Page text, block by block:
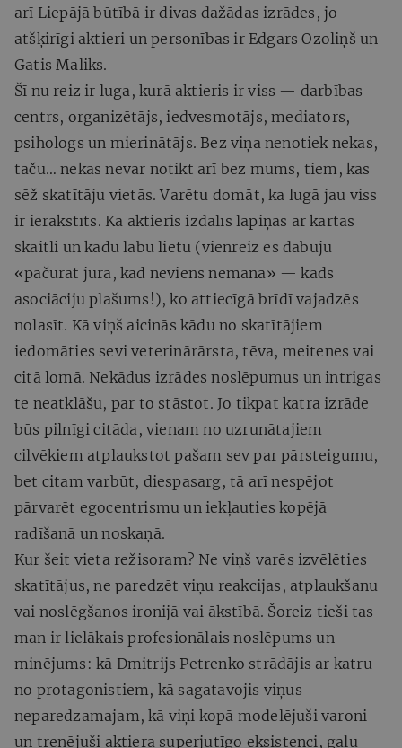
arī Liepājā būtībā ir divas dažādas izrādes, jo
atšķirīgi aktieri un personības ir Edgars Ozoliņš un
Gatis Maliks.
Šī nu reiz ir luga, kurā aktieris ir viss — darbības
centrs, organizētājs, iedvesmotājs, mediators,
psihologs un mierinātājs. Bez viņa nenotiek nekas,
taču… nekas nevar notikt arī bez mums, tiem, kas
sēž skatītāju vietās. Varētu domāt, ka lugā jau viss
ir ierakstīts. Kā aktieris izdalīs lapiņas ar kārtas
skaitli un kādu labu lietu (vienreiz es dabūju
«pačurāt jūrā, kad neviens nemana» — kāds
asociāciju plašums!), ko attiecīgā brīdī vajadzēs
nolasīt. Kā viņš aicinās kādu no skatītājiem
iedomāties sevi veterinārārsta, tēva, meitenes vai
citā lomā. Nekādus izrādes noslēpumus un intrigas
te neatklāšu, par to stāstot. Jo tikpat katra izrāde
būs pilnīgi citāda, vienam no uzrunātajiem
cilvēkiem atplaukstot pašam sev par pārsteigumu,
bet citam varbūt, diespasarg, tā arī nespējot
pārvarēt egocentrismu un iekļauties kopējā
radīšanā un noskaņā.
Kur šeit vieta režisoram? Ne viņš varēs izvēlēties
skatītājus, ne paredzēt viņu reakcijas, atplaukšanu
vai noslēgšanos ironijā vai ākstībā. Šoreiz tieši tas
man ir lielākais profesionālais noslēpums un
minējums: kā Dmitrijs Petrenko strādājis ar katru
no protagonistiem, kā sagatavojis viņus
neparedzamajam, kā viņi kopā modelējuši varoni
un trenējuši aktiera superjutīgo eksistenci, galu